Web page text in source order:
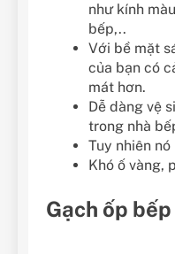
như kính
bếp,..
Với bề mặt
của bạn có
mát hơn.
Dễ dàng vệ
trong nhà
Tuy nhiên
Khó ố vàng,
Gạch ốp bếp